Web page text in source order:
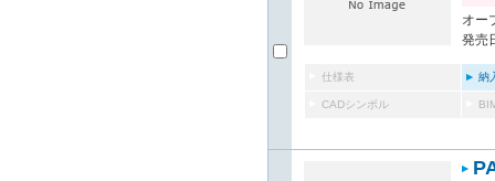
オー
発売
仕様表 納
CADシンボル